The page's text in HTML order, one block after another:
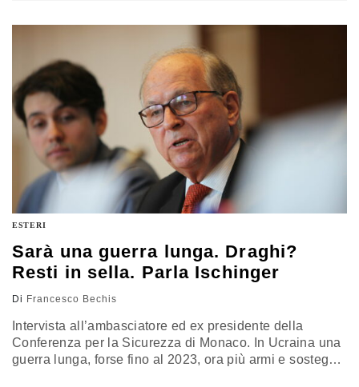
ESTERI
Sarà una guerra lunga. Draghi?
Resti in sella. Parla Ischinger
Di Francesco Bechis
Intervista all’ambasciatore ed ex presidente della
Conferenza per la Sicurezza di Monaco. In Ucraina una
guerra lunga, forse fino al 2023, ora più armi e sostegno